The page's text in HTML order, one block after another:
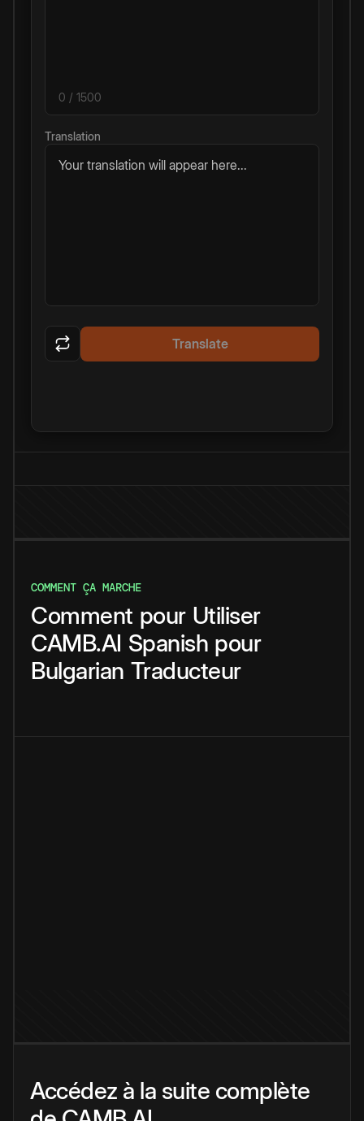
0 / 1500
Translation
Your translation will appear here...
Translate
COMMENT ÇA MARCHE
Comment pour Utiliser
CAMB.AI Spanish pour
Bulgarian Traducteur
Accédez à la suite complète